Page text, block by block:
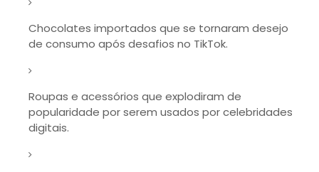
Chocolates importados que se tornaram desejo
de consumo após desafios no TikTok.
Roupas e acessórios que explodiram de
popularidade por serem usados por celebridades
digitais.